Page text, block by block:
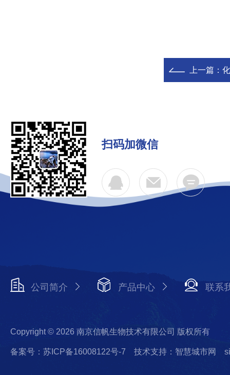
上一篇：
扫码加微信
公司简介 产品中心 联系
Copyright © 2026 南京信帆生物技术有限公司 版权所有
备案号：苏ICP备16008122号-7 技术支持：智慧城市网